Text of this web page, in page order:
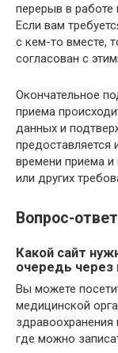
перерыв в
Если вам
с кем-то вместе,
согласован с
Окончательное
приема
данных и
времени приема
или других
Вопрос-
Какой сайт
очередь через
Вы можете
медицинской
здравоохранения
где можно